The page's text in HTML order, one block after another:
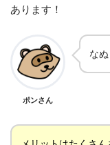
あります！
ポンさん
な